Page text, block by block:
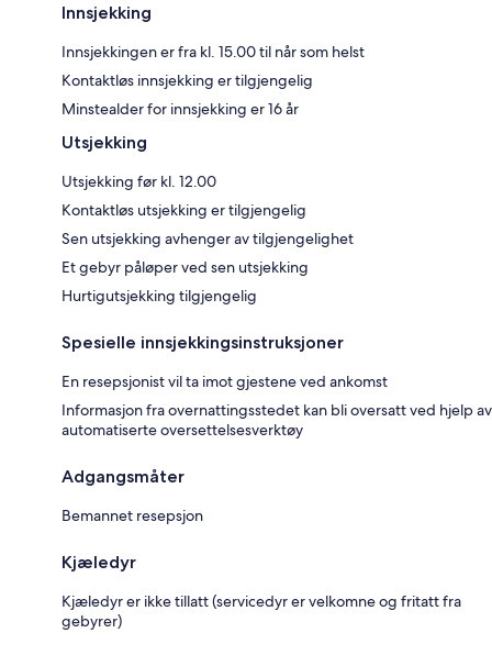
Innsjekking
Innsjekkingen er fra kl. 15.00 til når som helst
Kontaktløs innsjekking er tilgjengelig
Minstealder for innsjekking er 16 år
Utsjekking
Utsjekking før kl. 12.00
Kontaktløs utsjekking er tilgjengelig
Sen utsjekking avhenger av tilgjengelighet
Et gebyr påløper ved sen utsjekking
Hurtigutsjekking tilgjengelig
Spesielle innsjekkingsinstruksjoner
En resepsjonist vil ta imot gjestene ved ankomst
Informasjon fra overnattingsstedet kan bli oversatt ved hjelp av
automatiserte oversettelsesverktøy
Adgangsmåter
Bemannet resepsjon
Kjæledyr
Kjæledyr er ikke tillatt (servicedyr er velkomne og fritatt fra
gebyrer)